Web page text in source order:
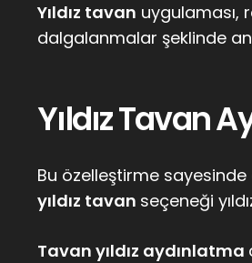
Yıldız tavan uygulaması,
dalgalanmalar şeklinde
Yıldız Tavan
Bu özelleştirme sayesinde
yıldız tavan seçeneği
Tavan yıldız aydınlatma